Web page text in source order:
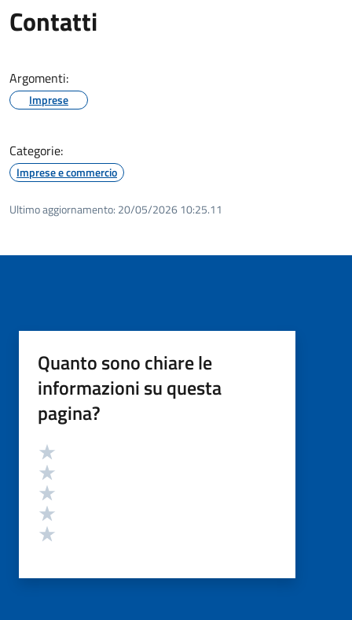
Contatti
Argomenti:
Imprese
Categorie:
Imprese e commercio
Ultimo aggiornamento: 20/05/2026 10:25.11
Quanto sono chiare le
informazioni su questa
pagina?
Valutazione